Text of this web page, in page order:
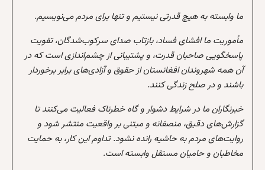
ما وابسته به هیچ قدرتی نیستیم و تنها برای مردم می‌نویسیم.
مأموریت ما افشای فساد، بازتاب صدای سرکوب‌شدگان، تقویت
پاسخگویی صاحبان قدرت، و پشتیبانی از چشم‌اندازی است که در
آن همه شهروندان افغانستان از حقوق و آزادی‌های برابر برخوردار
باشند و در صلح زندگی کنند.
خبرنگاران ما در شرایط دشوار و گاه خطرناک فعالیت می‌کنند تا
گزارش‌های دقیق، منصفانه و مبتنی بر واقعیت منتشر شود و
روایت‌های مردم به حاشیه رانده نشود. تداوم این کار، به حمایت
مخاطبان و حامیان مستقل وابسته است.